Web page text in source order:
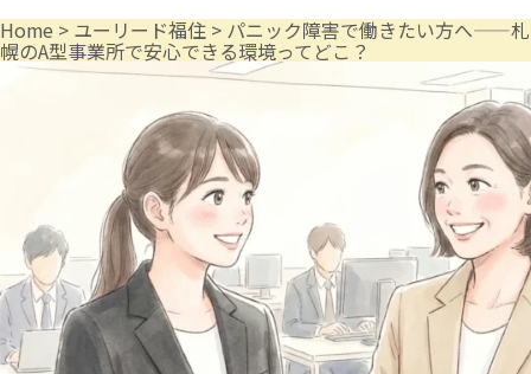
Home > ユーリード福住 > パニック障害で働きたい方へ——札
幌のA型事業所で安心できる環境ってどこ？